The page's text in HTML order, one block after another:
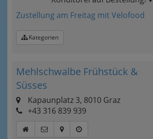
Zustellung am Freitag mit Velofood
Kategorien
Mehlschwalbe Frühstück &
Süsses
Kapaunplatz 3, 8010 Graz
+43 316 839 939